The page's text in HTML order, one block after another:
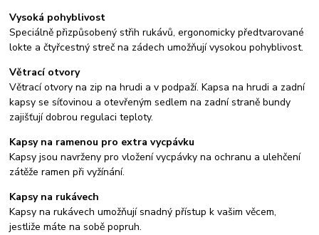
Vysoká pohyblivost
Speciálně přizpůsobený střih rukávů, ergonomicky předtvarované
lokte a čtyřcestný streč na zádech umožňují vysokou pohyblivost.
Větrací otvory
Větrací otvory na zip na hrudi a v podpaží. Kapsa na hrudi a zadní
kapsy se síťovinou a otevřeným sedlem na zadní straně bundy
zajišťují dobrou regulaci teploty.
Kapsy na ramenou pro extra vycpávku
Kapsy jsou navrženy pro vložení vycpávky na ochranu a ulehčení
zátěže ramen při vyžínání.
Kapsy na rukávech
Kapsy na rukávech umožňují snadný přístup k vašim věcem,
jestliže máte na sobě popruh.